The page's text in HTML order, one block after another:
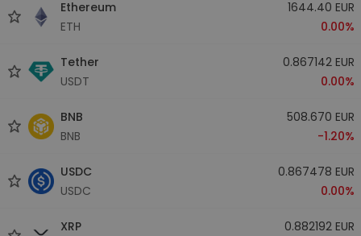
Ethereum
ETH
1644.40 EUR
0.00%
Tether
USDT
0.867142 EUR
0.00%
BNB
BNB
508.670 EUR
-1.20%
USDC
USDC
0.867478 EUR
0.00%
XRP
0.882192 EUR